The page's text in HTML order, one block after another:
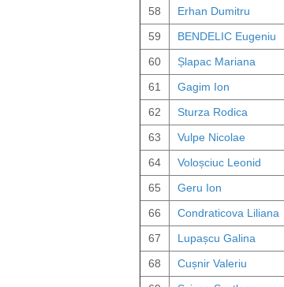
58
Erhan Dumitru
59
BENDELIC Eugeniu
60
Șlapac Mariana
61
Gagim Ion
62
Sturza Rodica
63
Vulpe Nicolae
64
Voloșciuc Leonid
65
Geru Ion
66
Condraticova Liliana
67
Lupașcu Galina
68
Cușnir Valeriu